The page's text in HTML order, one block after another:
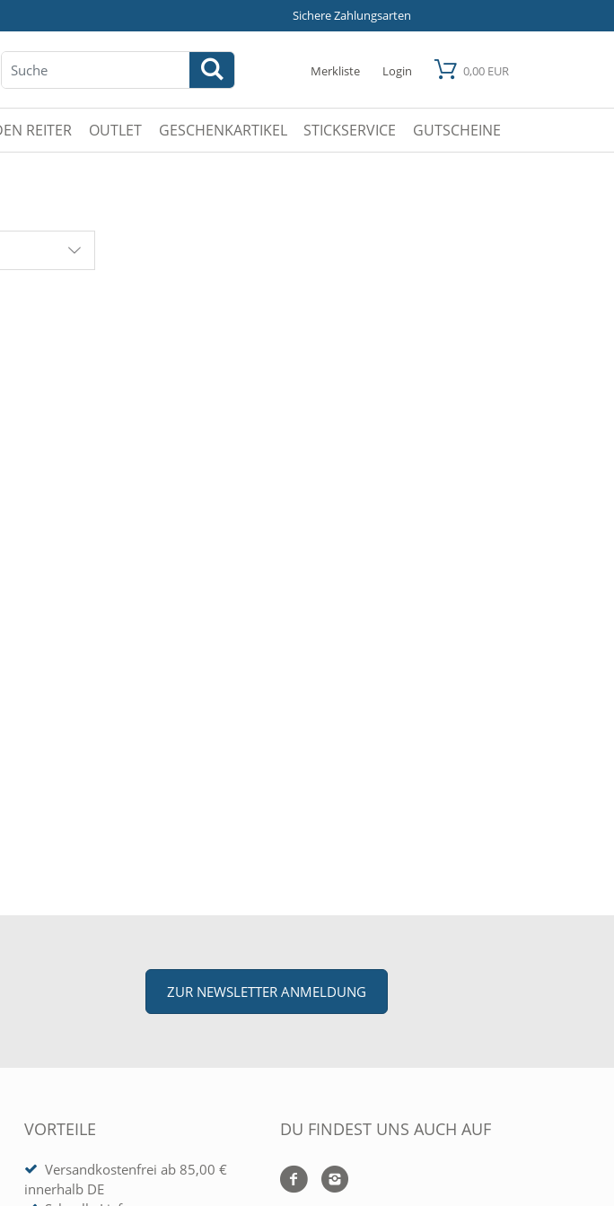
Sichere Zahlungsarten
Merkliste Login 0,00 EUR
REITER OUTLET GESCHENKARTIKEL STICKSERVICE GUTSCHEINE
ZUR NEWSLETTER ANMELDUNG
VORTEILE
Versandkostenfrei ab 85,00 €
innerhalb DE
DU FINDEST UNS AUCH AUF